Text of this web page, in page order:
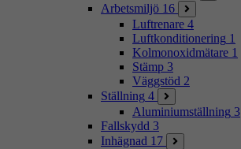
Arbetsmiljö 16
Luftrenare 4
Luftkonditionering 1
Kolmonoxidmätare 1
Stämp 3
Väggstöd 2
Ställning 4
Aluminiumställning 3
Fallskydd 3
Inhägnad 17